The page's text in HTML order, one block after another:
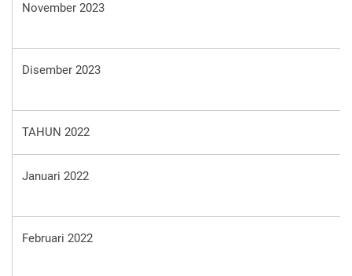
November 2023
Disember 2023
TAHUN 2022
Januari 2022
Februari 2022